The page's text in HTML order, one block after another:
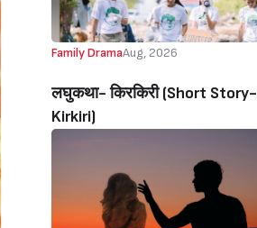
Family DramaAug, 2026
लघुकथा- किरकिरी (Short Story-
Kirkiri)